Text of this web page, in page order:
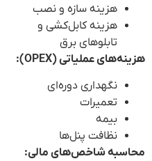
هزینه سازه و نصب
هزینه کابل‌کشی و
تابلوهای برق
هزینه‌های عملیاتی (OPEX):
نگهداری دوره‌ای
تعمیرات
بیمه
نظافت پنل‌ها
محاسبه شاخص‌های مالی: